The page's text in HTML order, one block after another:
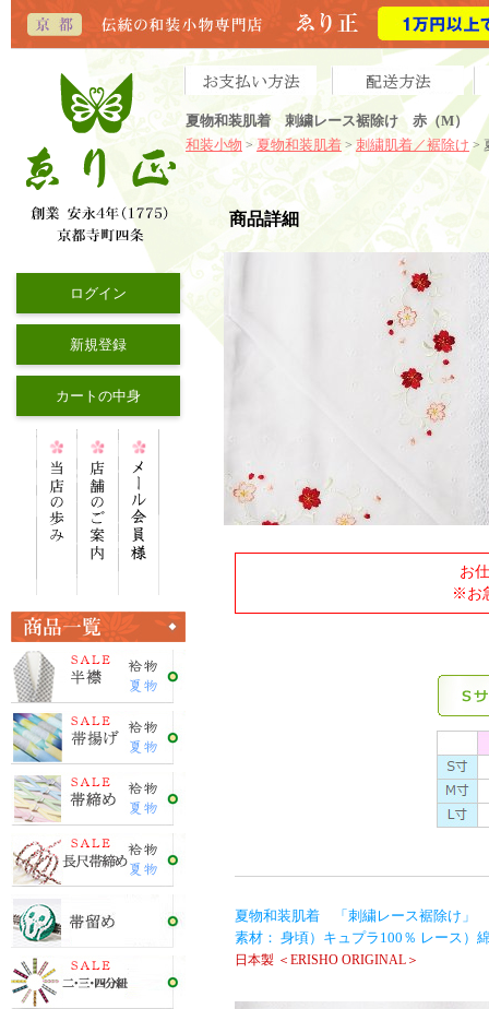
夏物和装肌着 刺繍レース裾除け 赤（M）
和装小物 > 夏物和装肌着 >刺繍肌着／裾除け >
ログイン
新規登録
カートの中身
商品詳細
お
※お
夏物和装肌着 「刺繍レース裾除け」
素材： 身頃）キュプラ100％ レース）
日本製 ＜ERISHO ORIGINAL＞